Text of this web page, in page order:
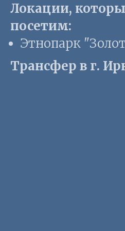
Локации,
посетим:
Этнопарк
Трансфер в г.